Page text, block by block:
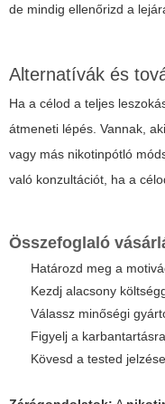
de mindig ellenőrizd a
Alternatívák és
Ha a célod a teljes
átmeneti lépés. Vannak,
vagy más nikotinpótló
való konzultációt, ha a
Összefoglaló
Határozd meg a
Kezdj alacsony
Válassz minőségi
Figyelj a
Kövesd a tested